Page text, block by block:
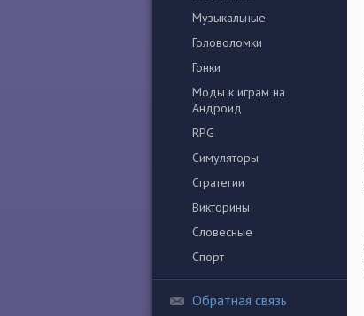
Музыкальные
Головоломки
Гонки
Моды к играм на
Андроид
RPG
Симуляторы
Стратегии
Викторины
Словесные
Спорт
Обратная связь